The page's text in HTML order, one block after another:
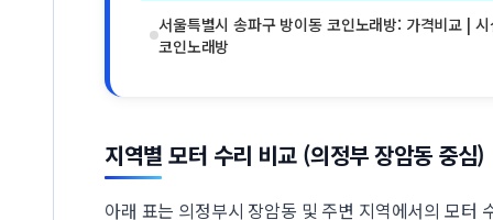
서울특별시 송파구 방이동 코인노래방: 가격비교 |
코인노래방
지역별 모터 수리 비교 (의정부 장암동 중심)
아래 표는 의정부시 장암동 및 주변 지역에서의 모터